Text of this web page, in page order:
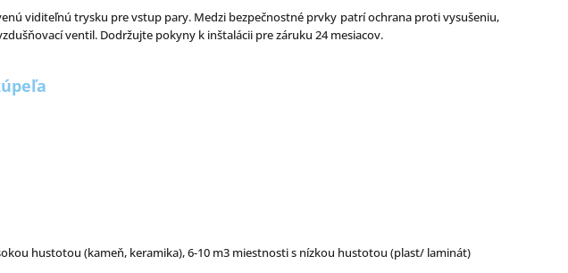
viditeľnú trysku pre vstup pary. Medzi bezpečnostné prvky patrí ochrana proti vysušeniu,
ventil. Dodržujte pokyny k inštalácii pre záruku 24 mesiacov.
hustotou (kameň, keramika), 6-10 m3 miestnosti s nízkou hustotou (plast/ laminát)